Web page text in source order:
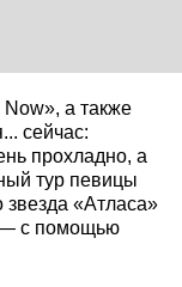
а также
сейчас:
прохладно, а
тур певицы
звезда «Атласа»
— с помощью